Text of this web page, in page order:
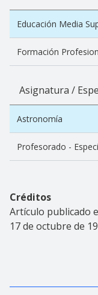
Educación Media
Formación
Asignatura /
Astronomía
Profesorado -
Créditos
Artículo publicado
17 de octubre de